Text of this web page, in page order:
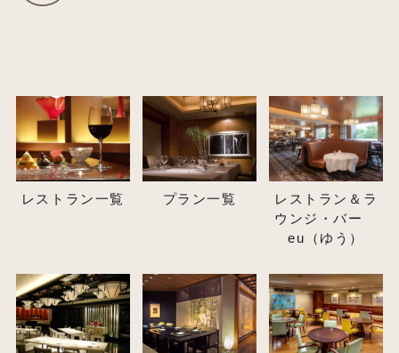
レストラン一覧 プラン一覧
レストラン＆ラ
ウンジ・バー
eu（ゆう）